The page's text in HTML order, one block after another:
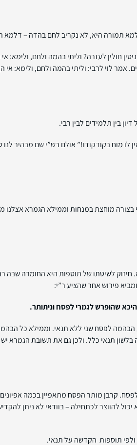
תמורה היא, לא נקריב לחם בהדה –
חולין לעזרה? וליתי בהמה ולחם, ולימא:
לוי לרבי: וליתי בהמה ולחם, ולימא: אי
בין תלמידים לבין רבי.
מוח בקודקודו!” אולם רש”י שם מבהיר
בצורה מוחצת במנחות וממילא הגמרא אצלנו
לשיטתו של תוספות היא החומרה שבה
פירוש אחר שהציע ר”י:
שהופרש לגמרי לפסח וניתותר.
לפסח שני ללא תנאי. וממילא כל
תנאי כלל. ולכן גם את תשובת הגמרא
קרבן מותר הפסח מתאפיין בכמה
להווצר לכתחילה – בוודאי לא ניתן
תוספות הקדשה על תנאי.